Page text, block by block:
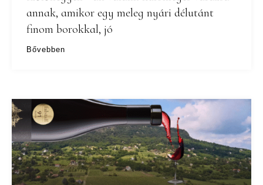
annak, amikor egy meleg nyári délutánt
finom borokkal, jó
Bővebben